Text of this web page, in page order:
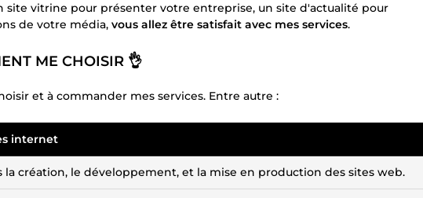
site vitrine pour présenter votre entreprise, un site d'actualité pour
de votre média, vous allez être satisfait avec mes services.
ME CHOISIR 👌
et à commander mes services. Entre autre :
internet
la création, le développement, et la mise en production des sites web.